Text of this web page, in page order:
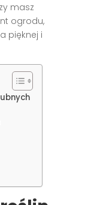
masz
ogrodu,
pięknej i